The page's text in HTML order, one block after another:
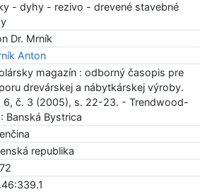
- dyhy - rezivo - drevené stavebné
Dr. Mrník
Anton
magazín : odborný časopis pre
drevárskej a nábytkárskej výroby.
6, č. 3 (2005), s. 22-23. - Trendwood-
Banská Bystrica
republika